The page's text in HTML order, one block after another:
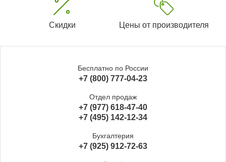
Скидки Цены от производителя
Бесплатно по России
+7 (800) 777-04-23
Отдел продаж
+7 (977) 618-47-40
+7 (495) 142-12-34
Бухгалтерия
+7 (925) 912-72-63